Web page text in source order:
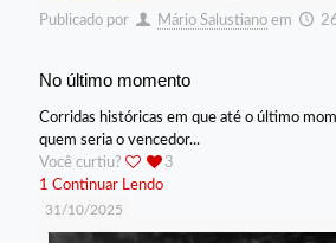
Publicado por Mário Salustiano em
No último momento
Corridas históricas em que até o último
quem seria o vencedor...
Você curtiu?
3
1 Continuar Lendo
31/10/2025